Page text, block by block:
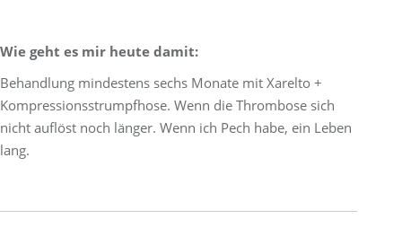
Wie geht es mir heute damit:
Behandlung mindestens sechs Monate mit Xarelto +
Kompressionsstrumpfhose. Wenn die Thrombose sich
nicht auflöst noch länger. Wenn ich Pech habe, ein Leben
lang.